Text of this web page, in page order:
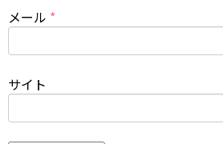
メール *
サイト